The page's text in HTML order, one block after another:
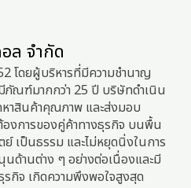
ล จำกัด
โดยผู้บริหารที่มีความชำนาญ
ภัณฑ์มากกว่า 25 ปี บริษัทดำเนิน
าสินค้าคุณภาพ และส่งมอบ
งการของคู่ค้าทางธุรกิจ บนพื้น
เป็นธรรม และไม่หยุดนิ่งในการ
ด้านต่าง ๆ อย่างต่อเนื่องและมี
รกิจ เกิดความพึงพอใจสูงสุด